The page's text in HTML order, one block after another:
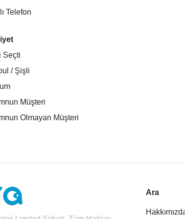
Telefon
Seçti
/ Şişli
Müşteri
Olmayan Müşteri
Ara